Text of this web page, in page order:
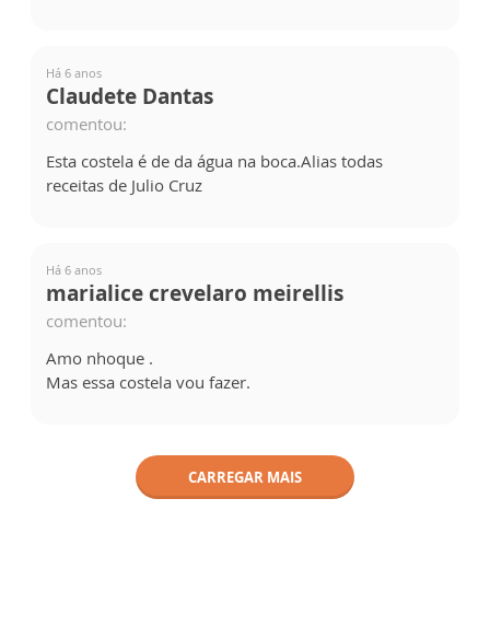
Há 6 anos
Claudete Dantas
comentou:
Esta costela é de da água na boca.Alias todas
receitas de Julio Cruz
Há 6 anos
marialice crevelaro meirellis
comentou:
Amo nhoque .
Mas essa costela vou fazer.
CARREGAR MAIS